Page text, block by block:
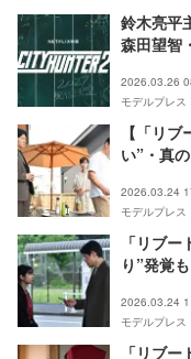
鈴木亮平
森田望智
2026.03.26
モデルプレス
【「リ
い”・真
2026.03.24
モデルプレス
「リブ
り”発覚
2026.03.24
モデルプレス
「リブ